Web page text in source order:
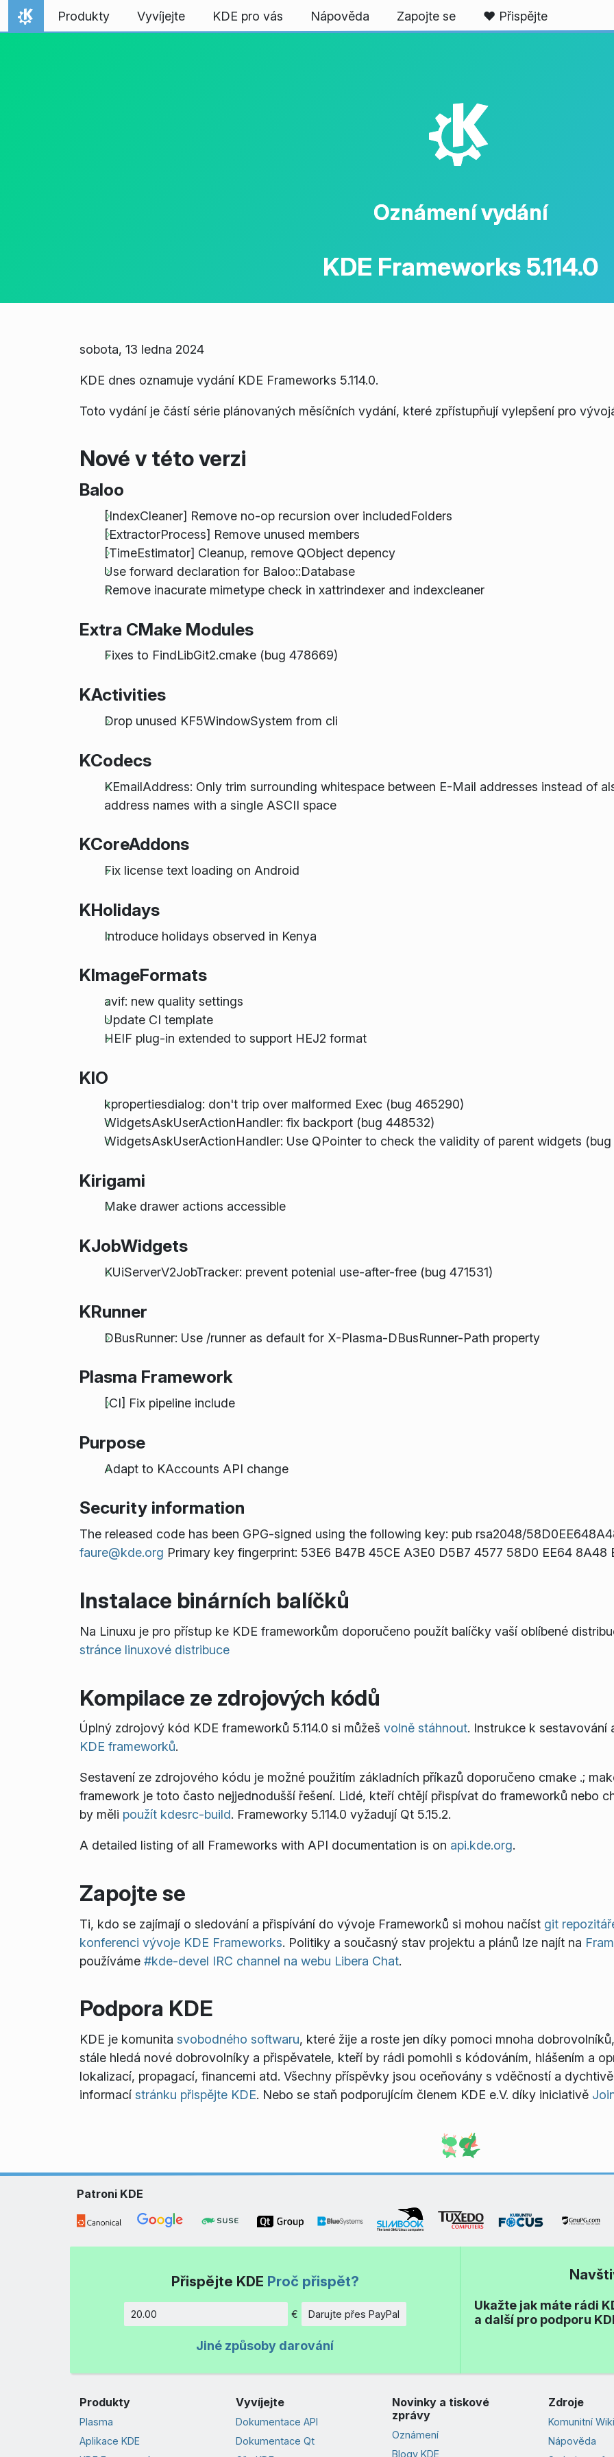
Přejít na obsah
Domů
Produkty Vyvíjejte KDE pro vás Nápověda Zapojte se ❤️ Přispějte
K
Oznámení vydání
KDE Frameworks 5.114.0
sobota, 13 ledna 2024
KDE dnes oznamuje vydání KDE Frameworks 5.114.0.
Toto vydání je částí série plánovaných měsíčních vydání, které zpřístupňují vylepšení pro
Nové v této verzi
Baloo
[IndexCleaner] Remove no-op recursion over includedFolders
[ExtractorProcess] Remove unused members
[TimeEstimator] Cleanup, remove QObject depency
Use forward declaration for Baloo::Database
Remove inacurate mimetype check in xattrindexer and indexcleaner
Extra CMake Modules
Fixes to FindLibGit2.cmake (bug 478669)
KActivities
Drop unused KF5WindowSystem from cli
KCodecs
KEmailAddress: Only trim surrounding whitespace between E-Mail addresses instead of
address names with a single ASCII space
KCoreAddons
Fix license text loading on Android
KHolidays
Introduce holidays observed in Kenya
KImageFormats
avif: new quality settings
Update CI template
HEIF plug-in extended to support HEJ2 format
KIO
kpropertiesdialog: don't trip over malformed Exec (bug 465290)
WidgetsAskUserActionHandler: fix backport (bug 448532)
WidgetsAskUserActionHandler: Use QPointer to check the validity of parent widgets
Kirigami
Make drawer actions accessible
KJobWidgets
KUiServerV2JobTracker: prevent potenial use-after-free (bug 471531)
KRunner
DBusRunner: Use /runner as default for X-Plasma-DBusRunner-Path property
Plasma Framework
[CI] Fix pipeline include
Purpose
Adapt to KAccounts API change
Security information
The released code has been GPG-signed using the following key: pub rsa2048/
faure@kde.org Primary key fingerprint: 53E6 B47B 45CE A3E0 D5B7 4577 58D0 EE64 8A48
Instalace binárních balíčků
Na Linuxu je pro přístup ke KDE frameworkům doporučeno použít balíčky vaší oblíbené
stránce linuxové distribuce
Kompilace ze zdrojových kódů
Úplný zdrojový kód KDE frameworků 5.114.0 si můžeš volně stáhnout. Instrukce k sestavování
KDE frameworků.
Sestavení ze zdrojového kódu je možné použitím základních příkazů doporučeno cmake .;
framework je toto často nejjednodušší řešení. Lidé, kteří chtějí přispívat do frameworků nebo
by měli použít kdesrc-build. Frameworky 5.114.0 vyžadují Qt 5.15.2.
A detailed listing of all Frameworks with API documentation is on api.kde.org.
Zapojte se
Ti, kdo se zajímají o sledování a přispívání do vývoje Frameworků si mohou načíst git
konferenci vývoje KDE Frameworks. Politiky a současný stav projektu a plánů lze najít na
používáme #kde-devel IRC channel na webu Libera Chat.
Podpora KDE
KDE je komunita svobodného softwaru, které žije a roste jen díky pomoci mnoha
stále hledá nové dobrovolníky a přispěvatele, kteří by rádi pomohli s kódováním, hlášením a
lokalizací, propagací, financemi atd. Všechny příspěvky jsou oceňovány s vděčností a
informací stránku přispějte KDE. Nebo se staň podporujícím členem KDE e.V. díky iniciativě
Patroni KDE
Přispějte KDE Proč přispět?
Částka
€ Darujte přes PayPal
Jiné způsoby darování
Ukažte jak máte rádi
a další pro podporu
Produkty
Plasma
Aplikace KDE
Vyvíjejte
Dokumentace API
Dokumentace Qt
Novinky a tiskové
zprávy
Oznámení
Blogy KDE
Zdroje
Komunitní Wiki
Nápověda